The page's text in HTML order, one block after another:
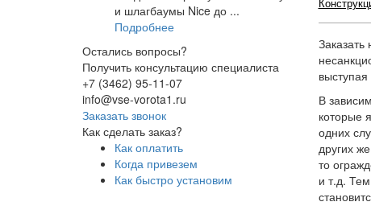
В
которые
одних
других
то
и т.д.
и шлагбаумы Nice до ...
Подробнее
Остались вопросы?
Получить консультацию специалиста
+7 (3462) 95-11-07
info@vse-vorota1.ru
Заказать звонок
Как сделать заказ?
Как оплатить
Когда привезем
Как быстро установим